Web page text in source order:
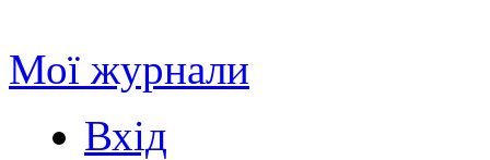
Мої журнали
Вхід